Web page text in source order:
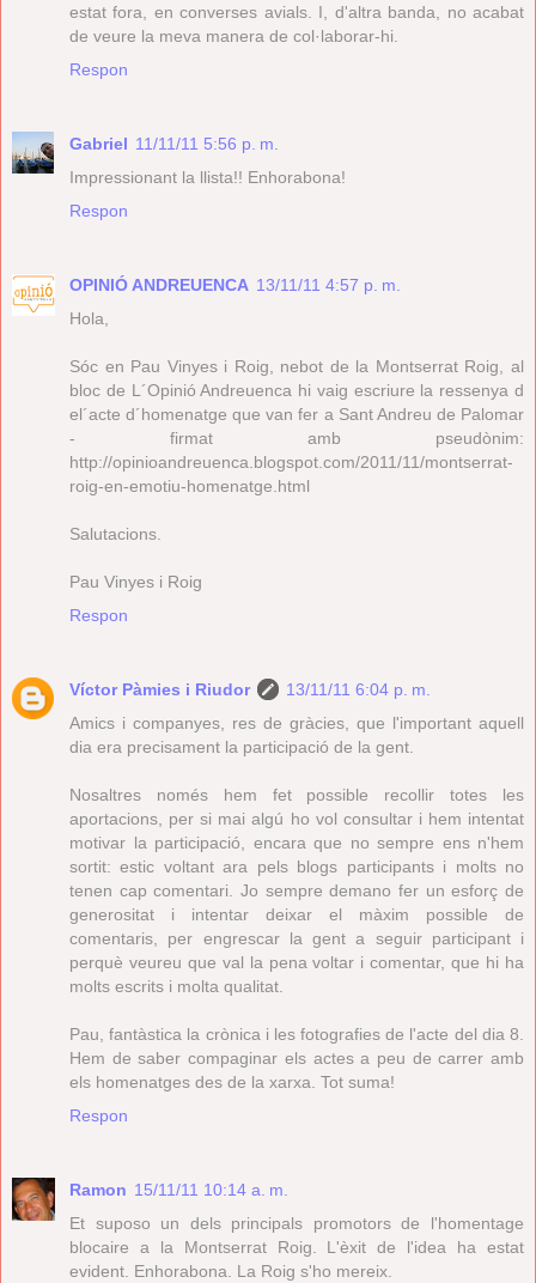
estat fora, en converses avials. I, d'altra banda, no acabat
de veure la meva manera de col·laborar-hi.
Respon
Gabriel 11/11/11 5:56 p. m.
Impressionant la llista!! Enhorabona!
Respon
OPINIÓ ANDREUENCA 13/11/11 4:57 p. m.
Hola,
Sóc en Pau Vinyes i Roig, nebot de la Montserrat Roig, al
bloc de L´Opinió Andreuenca hi vaig escriure la ressenya d
el´acte d´homenatge que van fer a Sant Andreu de Palomar
- firmat amb pseudònim:
http://opinioandreuenca.blogspot.com/2011/11/montserrat-
roig-en-emotiu-homenatge.html
Salutacions.
Pau Vinyes i Roig
Respon
Víctor Pàmies i Riudor
13/11/11 6:04 p. m.
Amics i companyes, res de gràcies, que l'important aquell
dia era precisament la participació de la gent.
Nosaltres només hem fet possible recollir totes les
aportacions, per si mai algú ho vol consultar i hem intentat
motivar la participació, encara que no sempre ens n'hem
sortit: estic voltant ara pels blogs participants i molts no
tenen cap comentari. Jo sempre demano fer un esforç de
generositat i intentar deixar el màxim possible de
comentaris, per engrescar la gent a seguir participant i
perquè veureu que val la pena voltar i comentar, que hi ha
molts escrits i molta qualitat.
Pau, fantàstica la crònica i les fotografies de l'acte del dia 8.
Hem de saber compaginar els actes a peu de carrer amb
els homenatges des de la xarxa. Tot suma!
Respon
Ramon 15/11/11 10:14 a. m.
Et suposo un dels principals promotors de l'homentage
blocaire a la Montserrat Roig. L'èxit de l'idea ha estat
evident. Enhorabona. La Roig s'ho mereix.